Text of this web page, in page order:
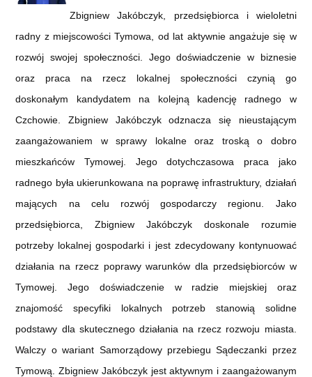
Zbigniew Jakóbczyk, przedsiębiorca i wieloletni
radny z miejscowości Tymowa, od lat aktywnie angażuje się w
rozwój swojej społeczności. Jego doświadczenie w biznesie
oraz praca na rzecz lokalnej społeczności czynią go
doskonałym kandydatem na kolejną kadencję radnego w
Czchowie. Zbigniew Jakóbczyk odznacza się nieustającym
zaangażowaniem w sprawy lokalne oraz troską o dobro
mieszkańców Tymowej. Jego dotychczasowa praca jako
radnego była ukierunkowana na poprawę infrastruktury, działań
mających na celu rozwój gospodarczy regionu. Jako
przedsiębiorca, Zbigniew Jakóbczyk doskonale rozumie
potrzeby lokalnej gospodarki i jest zdecydowany kontynuować
działania na rzecz poprawy warunków dla przedsiębiorców w
Tymowej. Jego doświadczenie w radzie miejskiej oraz
znajomość specyfiki lokalnych potrzeb stanowią solidne
podstawy dla skutecznego działania na rzecz rozwoju miasta.
Walczy o wariant Samorządowy przebiegu Sądeczanki przez
Tymową. Zbigniew Jakóbczyk jest aktywnym i zaangażowanym